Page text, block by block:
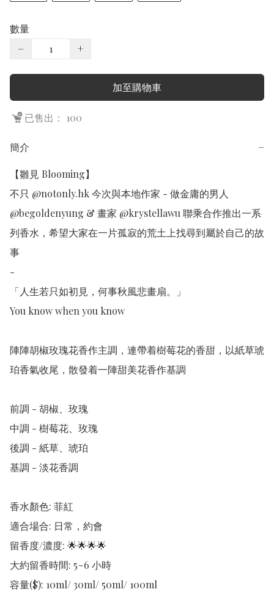
數量
−
+
加至購物車
已售出： 100
簡介 −
【雛見 Blooming】
不只 @notonly.hk 今次與本地作家 - 做金庸的男人
@begoldenyung & 畫家 @krystellawu 聯乘合作推出一系
列香水，希望大家在一片孤寂的荒土上找尋到屬於自己的故
事
-
「人生若只如初見，何事秋風悲畫扇。」
You know when you know
陣陣胡椒玫瑰花香作主調，連帶着樹莓花的香甜，以紙草琥
珀香氣收尾，散發着一陣甜美花香作基調
前調 - 胡椒、玫瑰
中調 - 樹莓花、玫瑰
後調 - 紙草、琥珀
基調 - 淡花香調
香水顏色: 菲紅
適合場合: 日常，約會
留香度/濃度: 🌟🌟🌟🌟
大約留香時間: 5~6 小時
容量($): 10ml/ 30ml/ 50ml/ 100ml